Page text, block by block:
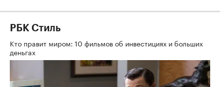
РБК Стиль
Кто правит миром: 10 фильмов об инвестициях и больших
деньгах